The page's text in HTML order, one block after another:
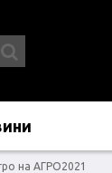
на АГРО2021